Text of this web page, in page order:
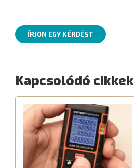
ÍRJON EGY KÉRDÉST
Kapcsolódó cikkek